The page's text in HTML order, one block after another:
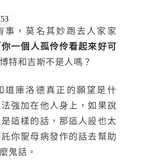
事，莫名其妙跑去人家家
你一個人孤伶伶看起來好可
特和吉斯不是人嗎？
道庫洛德真正的願望是什
強加在他人身上，如果說
這樣的話，那這人設也太
你聖母病發作的話去幫助
鬼話。